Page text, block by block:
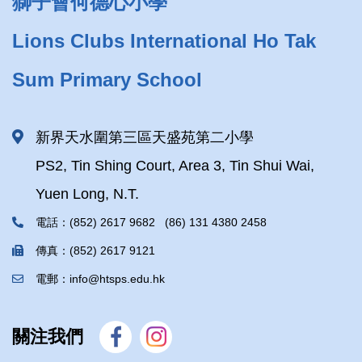
Lions Clubs International Ho Tak
Sum Primary School
新界天水圍第三區天盛苑第二小學
PS2, Tin Shing Court, Area 3, Tin Shui Wai,
Yuen Long, N.T.
電話：(852) 2617 9682 (86) 131 4380 2458
傳真：(852) 2617 9121
電郵：info@htsps.edu.hk
關注我們